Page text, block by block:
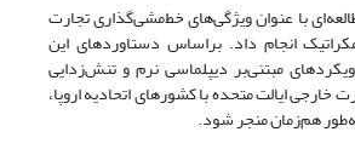
مطالعه‌ای با عنوان ویژگی‌های خط‌مشی‌گذاری تجارت
انجام داد. براساس دستاوردهای این
مبتنی‌بر دیپلماسی نرم و تنش‌زدایی
خارجی ایالت متحده با کشورهای اتحادیه اروپا،
هم‌زمان منجر شود.